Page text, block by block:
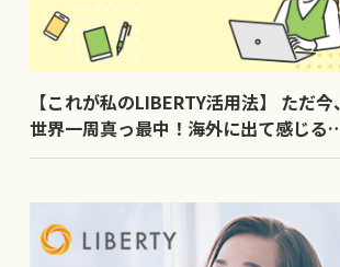
【これが私のLIBERTY活用法】 ただ今、
世界一周真っ最中！海外に出て感じる
LIBERTYの魅力